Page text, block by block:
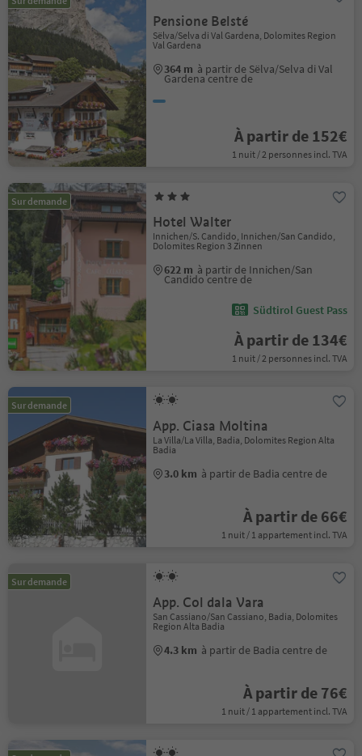
Pensione Belsté
Sëlva/Selva di Val Gardena, Dolomites Region
Val Gardena
364 m à partir de Sëlva/Selva di Val
Gardena centre de
À partir de 152€
1 nuit / 2 personnes incl. TVA
Sur demande
Hotel Walter
Innichen/S. Candido, Innichen/San Candido,
Dolomites Region 3 Zinnen
622 m à partir de Innichen/San
Candido centre de
Südtirol Guest Pass
À partir de 134€
1 nuit / 2 personnes incl. TVA
Sur demande
App. Ciasa Moltina
La Villa/La Villa, Badia, Dolomites Region Alta
Badia
3.0 km à partir de Badia centre de
À partir de 66€
1 nuit / 1 appartement incl. TVA
Sur demande
App. Col dala Vara
San Cassiano/San Cassiano, Badia, Dolomites
Region Alta Badia
4.3 km à partir de Badia centre de
À partir de 76€
1 nuit / 1 appartement incl. TVA